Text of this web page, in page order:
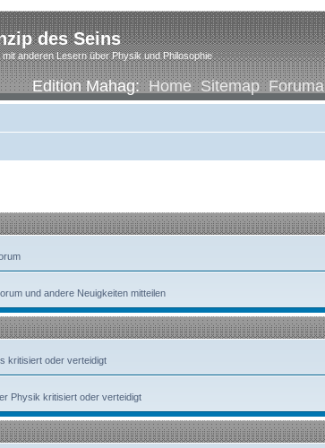
des Seins
anderen Lesern über Physik und Philosophie
Edition Mahag:Home Sitemap
und andere Neuigkeiten mitteilen
kritisiert oder verteidigt
Physik kritisiert oder verteidigt